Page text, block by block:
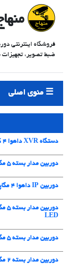
فروشگاه اینترنتی
ضبط تصویر، تجهیزات
منوی اصلی
دستگاه XVR داهوا 4 کانال مدل XVR1B04-I
دوربین مدار بسته 5 مگاپیکسل داهوا مدل HAC-HFW1509TLMP-LED
دوربین IP داهوا 4 مگاپیکسل مدل IPC-HDW2441T-S
LED
دوربین مدار بسته 5 مگاپیکسل داهوا مدل HAC-HFW1500THP-I8
دوربین مدار بسته ۲ مگاپیکسل داهوا مدل HAC-B1A21P